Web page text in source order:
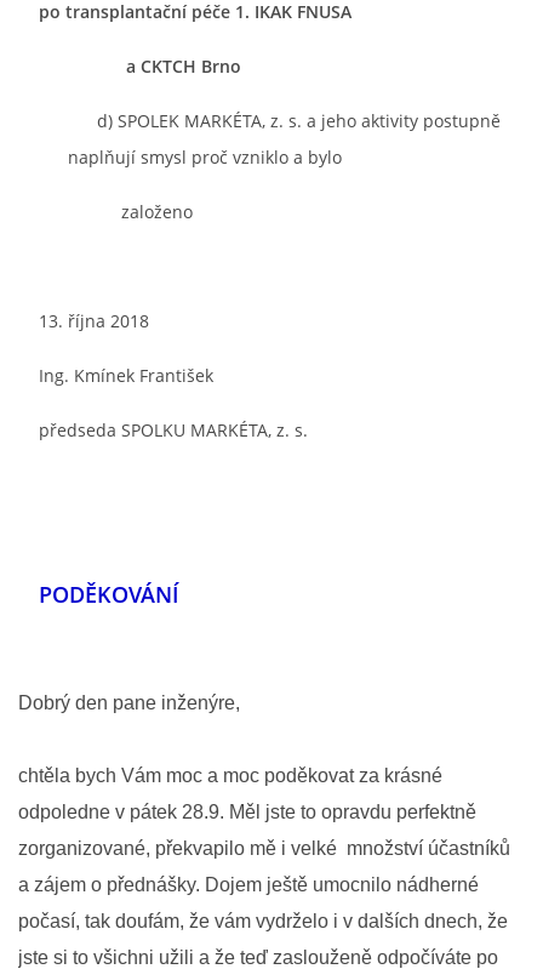
po transplantační péče 1. IKAK FNUSA
a CKTCH Brno
d) SPOLEK MARKÉTA, z. s. a jeho aktivity postupně
naplňují smysl proč vzniklo a bylo
založeno
13. října 2018
Ing. Kmínek František
předseda SPOLKU MARKÉTA, z. s.
PODĚKOVÁNÍ
Dobrý den pane inženýre,
chtěla bych Vám moc a moc poděkovat za krásné
odpoledne v pátek 28.9. Měl jste to opravdu perfektně
zorganizované, překvapilo mě i velké množství účastníků
a zájem o přednášky. Dojem ještě umocnilo nádherné
počasí, tak doufám, že vám vydrželo i v dalších dnech, že
jste si to všichni užili a že teď zaslouženě odpočíváte po